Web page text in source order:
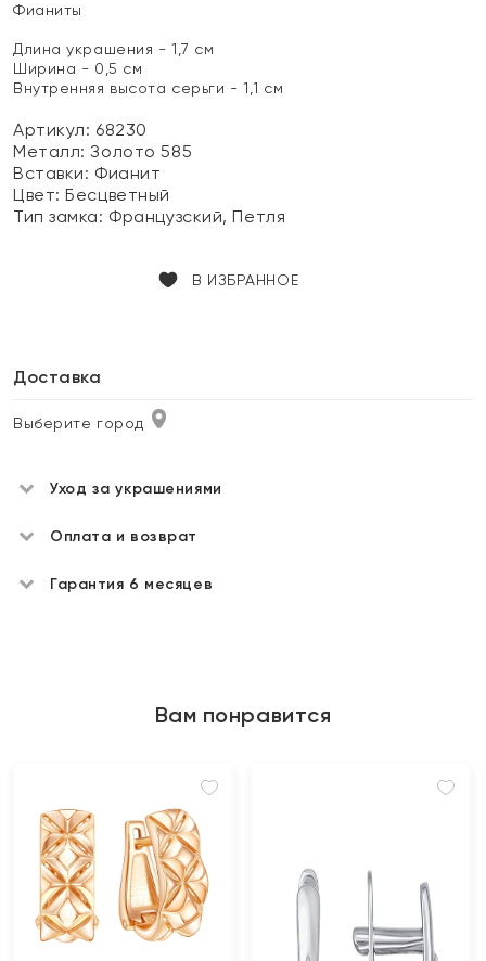
Фианиты
Длина украшения - 1,7 см
Ширина - 0,5 см
Внутренняя высота серьги - 1,1 см
Артикул: 68230
Металл:Золото 585
Вставки: Фианит
Цвет:Бесцветный
Тип замка: Французский, Петля
В ИЗБРАННОЕ
Доставка
Выберите город
Уход за украшениями
Оплата и возврат
Гарантия 6 месяцев
Вам понравится